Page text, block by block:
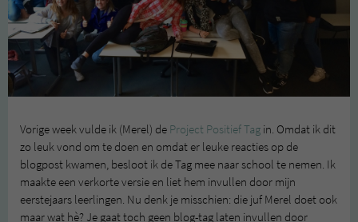
Vorige week vulde ik (Merel) de Project Positief Tag in. Omdat ik dit
zo leuk vond om te doen en omdat er leuke reacties op de
blogpost kwamen, besloot ik de Tag mee naar school te nemen. Ik
maakte een verkorte versie en liet hem invullen door mijn
eerstejaars leerlingen. Nu denk je misschien: die juf Merel doet ook
maar wat hè? Je gaat toch geen blog-tag laten invullen door